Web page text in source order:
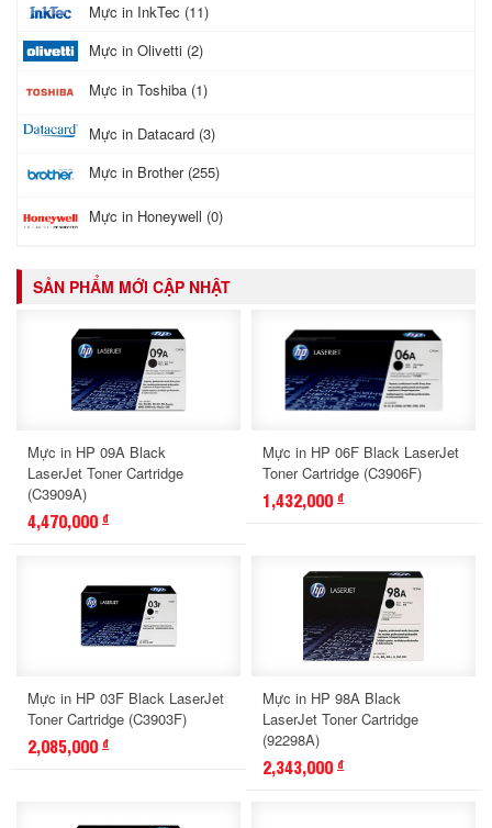
Mực in InkTec (11)
Mực in Olivetti (2)
Mực in Toshiba (1)
Mực in Datacard (3)
Mực in Brother (255)
Mực in Honeywell (0)
SẢN PHẨM MỚI CẬP NHẬT
Mực in HP 09A Black
LaserJet Toner Cartridge
(C3909A)
4,470,000 đ
Mực in HP 06F Black LaserJet
Toner Cartridge (C3906F)
1,432,000 đ
Mực in HP 03F Black LaserJet
Toner Cartridge (C3903F)
2,085,000 đ
Mực in HP 98A Black
LaserJet Toner Cartridge
(92298A)
2,343,000 đ